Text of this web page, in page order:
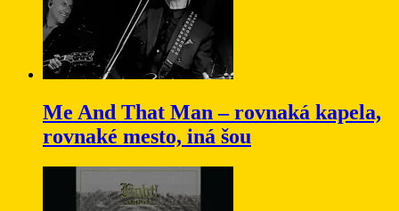
Me And That Man – rovnaká kapela,
rovnaké mesto, iná šou